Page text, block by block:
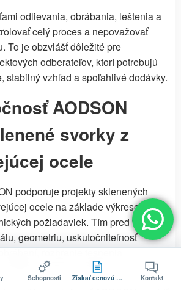
odlievania, obrábania, leštenia a
celý proces a nepovažovať
To je obzvlášť dôležité pre
odberateľov, ktorí potrebujú
stabilný vzhľad a spoľahlivé dodávky.
AODSON
svorky z
ocele
podporuje projekty sklenených
ocele na základe výkresov,
požiadaviek. Tím pred výrobou
geometriu, uskutočniteľnosť
rozhranie tesnenia,
kontroly a balenie.
Schopnosti Získať cenovú ponuku Kontakt